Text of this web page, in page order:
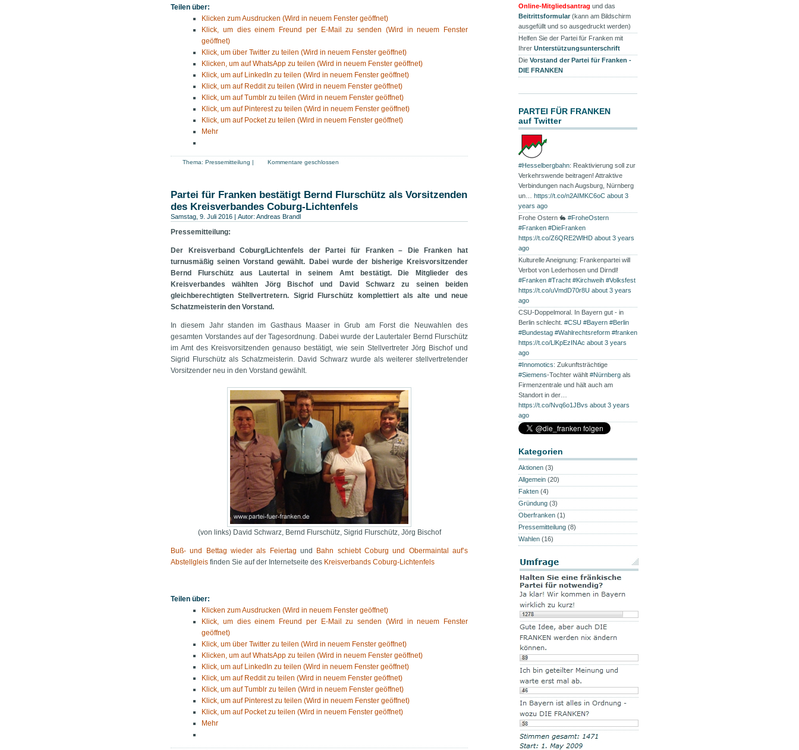
Teilen über:
Klicken zum Ausdrucken (Wird in neuem Fenster geöffnet)
Klick, um dies einem Freund per E-Mail zu senden (Wird in neuem Fenster
geöffnet)
Klick, um über Twitter zu teilen (Wird in neuem Fenster geöffnet)
Klicken, um auf WhatsApp zu teilen (Wird in neuem Fenster geöffnet)
Klick, um auf LinkedIn zu teilen (Wird in neuem Fenster geöffnet)
Klick, um auf Reddit zu teilen (Wird in neuem Fenster geöffnet)
Klick, um auf Tumblr zu teilen (Wird in neuem Fenster geöffnet)
Klick, um auf Pinterest zu teilen (Wird in neuem Fenster geöffnet)
Klick, um auf Pocket zu teilen (Wird in neuem Fenster geöffnet)
Mehr
Thema: Pressemitteilung | Kommentare geschlossen
Partei für Franken bestätigt Bernd Flurschütz als Vorsitzenden
des Kreisverbandes Coburg-Lichtenfels
Samstag, 9. Juli 2016 | Autor: Andreas Brandl
Pressemitteilung:
Der Kreisverband Coburg/Lichtenfels der Partei für Franken – Die Franken hat
turnusmäßig seinen Vorstand gewählt. Dabei wurde der bisherige Kreisvorsitzender
Bernd Flurschütz aus Lautertal in seinem Amt bestätigt. Die Mitglieder des
Kreisverbandes wählten Jörg Bischof und David Schwarz zu seinen beiden
gleichberechtigten Stellvertretern. Sigrid Flurschütz komplettiert als alte und neue
Schatzmeisterin den Vorstand.
In diesem Jahr standen im Gasthaus Maaser in Grub am Forst die Neuwahlen des
gesamten Vorstandes auf der Tagesordnung. Dabei wurde der Lautertaler Bernd Flurschütz
im Amt des Kreisvorsitzenden genauso bestätigt, wie sein Stellvertreter Jörg Bischof und
Sigrid Flurschütz als Schatzmeisterin. David Schwarz wurde als weiterer stellvertretender
Vorsitzender neu in den Vorstand gewählt.
(von links) David Schwarz, Bernd Flurschütz, Sigrid Flurschütz, Jörg Bischof
Buß- und Bettag wieder als Feiertag und
Bahn schiebt Coburg und Obermaintal auf’s
Abstellgleis finden Sie auf der Internetseite des Kreisverbands Coburg-Lichtenfels
Teilen über:
Klicken zum Ausdrucken (Wird in neuem Fenster geöffnet)
Klick, um dies einem Freund per E-Mail zu senden (Wird in neuem Fenster
geöffnet)
Klick, um über Twitter zu teilen (Wird in neuem Fenster geöffnet)
Klicken, um auf WhatsApp zu teilen (Wird in neuem Fenster geöffnet)
Klick, um auf LinkedIn zu teilen (Wird in neuem Fenster geöffnet)
Klick, um auf Reddit zu teilen (Wird in neuem Fenster geöffnet)
Klick, um auf Tumblr zu teilen (Wird in neuem Fenster geöffnet)
Klick, um auf Pinterest zu teilen (Wird in neuem Fenster geöffnet)
Klick, um auf Pocket zu teilen (Wird in neuem Fenster geöffnet)
Mehr
Online-Mitgliedsantrag und das
Beitrittsformular (kann am Bildschirm
ausgefüllt und so ausgedruckt werden)
Helfen Sie der Partei für Franken mit
Ihrer Unterstützungsunterschrift
Die Vorstand der Partei für Franken -
DIE FRANKEN
PARTEI FÜR FRANKEN
auf Twitter
#Hesselbergbahn: Reaktivierung soll zur
Verkehrswende beitragen! Attraktive
Verbindungen nach Augsburg, Nürnberg
un… https://t.co/n2AIMKC6oC about 3
years ago
Frohe Ostern 🐇 #FroheOstern
#Franken #DieFranken
https://t.co/Z6QRE2WlHD about 3 years
ago
Kulturelle Aneignung: Frankenpartei will
Verbot von Lederhosen und Dirndl!
#Franken #Tracht #Kirchweih #Volksfest
https://t.co/uVmdD70r8U about 3 years
ago
CSU-Doppelmoral. In Bayern gut - in
Berlin schlecht. #CSU #Bayern #Berlin
#Bundestag #Wahlrechtsreform #franken
https://t.co/LlKpEzINAc about 3 years
ago
#Innomotics: Zukunftsträchtige
#Siemens-Tochter wählt #Nürnberg als
Firmenzentrale und hält auch am
Standort in der…
https://t.co/Nvq6o1JBvs about 3 years
ago
Kategorien
Aktionen (3)
Allgemein (20)
Fakten (4)
Gründung (3)
Oberfranken (1)
Pressemitteilung (8)
Wahlen (16)